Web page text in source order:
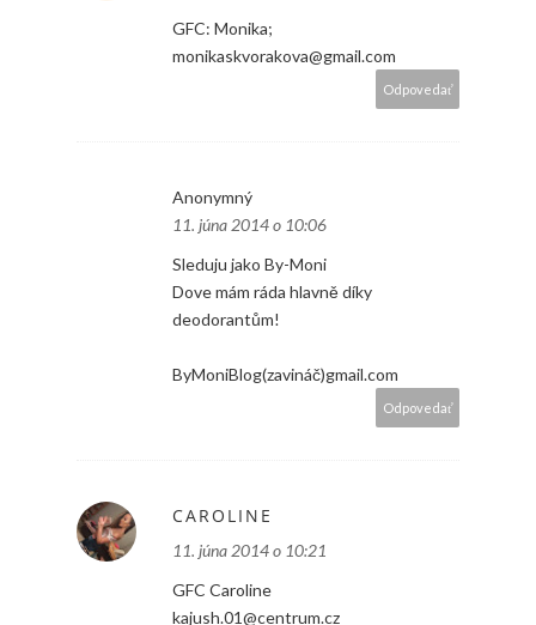
GFC: Monika;
monikaskvorakova@gmail.com
Odpovedať
Anonymný
11. júna 2014 o 10:06
Sleduju jako By-Moni
Dove mám ráda hlavně díky
deodorantům!
ByMoniBlog(zavináč)gmail.com
Odpovedať
CAROLINE
11. júna 2014 o 10:21
GFC Caroline
kajush.01@centrum.cz